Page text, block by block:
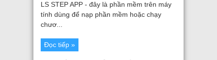
LS STEP APP - đây là phần mềm trên máy
tính dùng để nạp phần mềm hoặc chạy
chươ...
Đọc tiếp »